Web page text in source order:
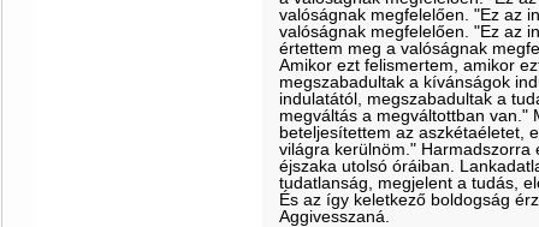
valóságnak megfelelően. "Ez az
valóságnak megfelelően. "Ez az
értettem meg a valóságnak
Amikor ezt felismertem, amikor
megszabadultak a kívánságok
indulatától, megszabadultak a
megváltás a megváltottban van."
beteljesítettem az aszkétaéletet,
világra kerülnöm."
éjszaka utolsó óráiban.
tudatlanság, megjelent a tudás,
És az így keletkező boldogság
Aggivesszaná.